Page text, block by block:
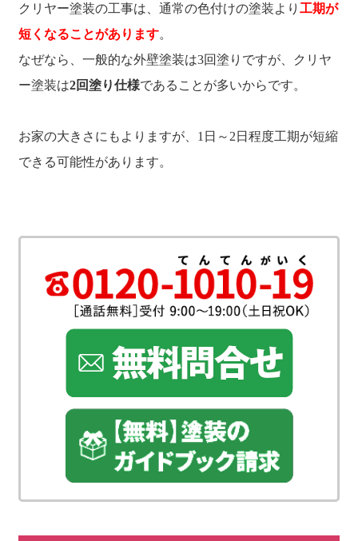
クリヤー塗装の工事は、通常の色付けの塗装より 工期が
短くなることがあります。
なぜなら、一般的な外壁塗装は3回塗りですが、クリヤ
ー塗装は2回塗り仕様であることが多いからです。
お家の大きさにもよりますが、1日～2日程度工期が短縮
できる可能性があります。